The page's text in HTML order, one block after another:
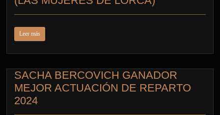
Leer más
SACHA BERCOVICH GANADOR
MEJOR ACTUACIÓN DE REPARTO
2024